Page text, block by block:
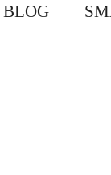
BLOG